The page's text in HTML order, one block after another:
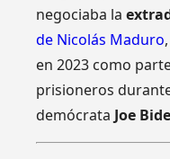
negociaba la
de Nicolás Maduro
en 2023 como
prisioneros
demócrata Joe